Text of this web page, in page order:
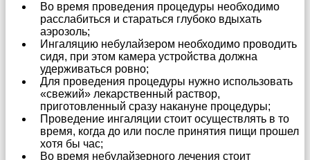
Во время проведения процедуры необходимо
расслабиться и стараться глубоко вдыхать
аэрозоль;
Ингаляцию небулайзером необходимо проводить
сидя, при этом камера устройства должна
удерживаться ровно;
Для проведения процедуры нужно использовать
«свежий» лекарственный раствор,
приготовленный сразу накануне процедуры;
Проведение ингаляции стоит осуществлять в то
время, когда до или после принятия пищи прошел
хотя бы час;
Во время небулайзерного лечения стоит